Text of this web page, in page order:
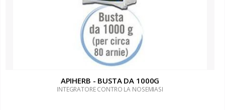
APIHERB - BUSTA DA 1000G
INTEGRATORE CONTRO LA NOSEMIASI